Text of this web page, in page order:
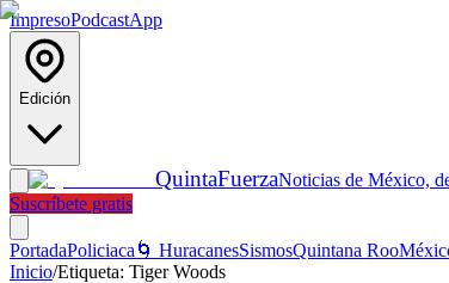
ImpresoPodcastApp
Edición
QuintaFuerzaNoticias de México,
Suscríbete gratis
PortadaPoliciaca 🌀 HuracanesSismosQuintana Roo
Inicio/Etiqueta: Tiger Woods